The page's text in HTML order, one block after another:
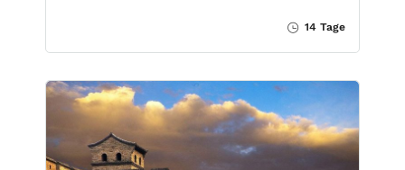
14 Tage